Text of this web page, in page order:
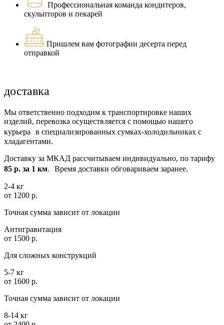
Профессиональная команда кондитеров,
скульпторов и пекарей
Пришлем вам фотографии десерта перед
отправкой
доставка
Мы ответственно подходим к транспортировке наших
изделий, перевозка осуществляется с помощью нашего
курьера в специализированных сумках-холодильниках с
хладагентами.
Доставку за МКАД рассчитываем индивидуально, по тарифу
85 р. за 1 км. Время доставки обговариваем заранее.
2-4 кг
от 1200 р.
Точная сумма зависит от локации
Антигравитация
от 1500 р.
Для сложных конструкций
5-7 кг
от 1600 р.
Точная сумма зависит от локации
8-14 кг